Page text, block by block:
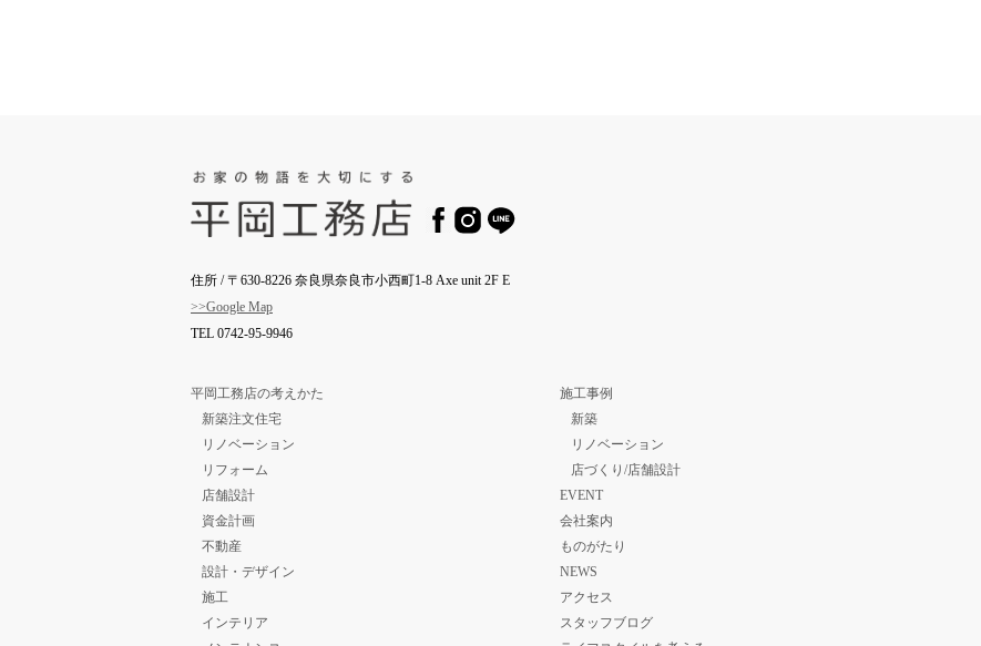
住所 / 〒630-8226 奈良県奈良市小西町1-8 Axe unit 2F E
>>Google Map
TEL 0742-95-9946
平岡工務店の考えかた
新築注文住宅
リノベーション
リフォーム
店舗設計
資金計画
不動産
設計・デザイン
施工
インテリア
施工事例
新築
リノベーション
店づくり/店舗設計
EVENT
会社案内
ものがたり
NEWS
アクセス
スタッフブログ